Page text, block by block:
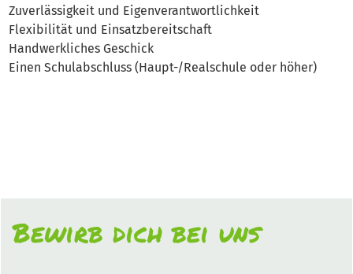
Zuverlässigkeit und Eigenverantwortlichkeit
Flexibilität und Einsatzbereitschaft
Handwerkliches Geschick
Einen Schulabschluss (Haupt-/Realschule oder höher)
Bewirb dich bei uns